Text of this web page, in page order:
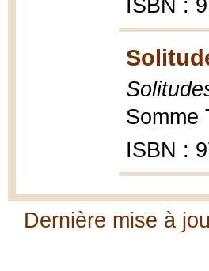
ISBN :
Somme
ISBN :
Dernière mise à